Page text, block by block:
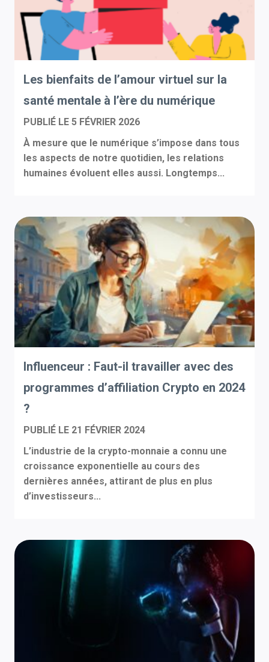
Les bienfaits de l’amour virtuel sur la
santé mentale à l’ère du numérique
PUBLIÉ LE 5 FÉVRIER 2026
À mesure que le numérique s’impose dans tous
les aspects de notre quotidien, les relations
humaines évoluent elles aussi. Longtemps...
Influenceur : Faut-il travailler avec des
programmes d’affiliation Crypto en 2024
?
PUBLIÉ LE 21 FÉVRIER 2024
L’industrie de la crypto-monnaie a connu une
croissance exponentielle au cours des
dernières années, attirant de plus en plus
d’investisseurs...